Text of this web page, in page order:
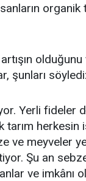
organik
olduğunu
şunları söyledi:
Yerli fideler
tarım
ve meyveler
Şu an
ve imkânı